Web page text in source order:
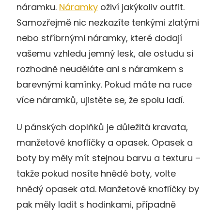
náramku. Náramky oživí jakýkoliv outfit.
Samozřejmě nic nezkazíte tenkými zlatými
nebo stříbrnými náramky, které dodají
vašemu vzhledu jemný lesk, ale ostudu si
rozhodně neuděláte ani s náramkem s
barevnými kamínky. Pokud máte na ruce
více náramků, ujistěte se, že spolu ladí.
U pánských doplňků je důležitá kravata,
manžetové knoflíčky a opasek. Opasek a
boty by měly mít stejnou barvu a texturu –
takže pokud nosíte hnědé boty, volte
hnědý opasek atd. Manžetové knoflíčky by
pak měly ladit s hodinkami, případně